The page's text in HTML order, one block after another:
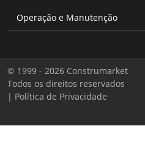
Operação e Manutenção
© 1999 - 2026 Construmarket
Todos os direitos reservados
| Política de Privacidade